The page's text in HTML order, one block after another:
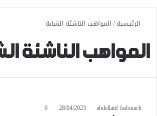
الرئيسية/المواهب الناشئة الشابة
المواهب الناشئة
abdellatif fadouach
28/04/2023
0